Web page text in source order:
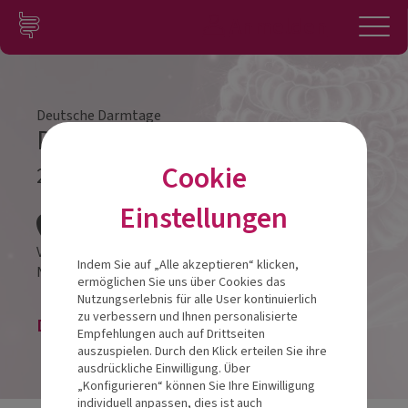
Zum Inhalt springen
Konto
Deutsche Darmtage
Darmtag Osnabrück 2024
21.09.2024
VIENNA HOUSE by WYNDHAM REMARQUE Osnabrück
Natruper-Tor-Wall 149076Osnabrück
Die Veranstaltung ist beendet.
Cookie
Einstellungen
Indem Sie auf „Alle akzeptieren“ klicken,
ermöglichen Sie uns über Cookies das
Nutzungserlebnis für alle User kontinuierlich
zu verbessern und Ihnen personalisierte
Empfehlungen auch auf Drittseiten
auszuspielen. Durch den Klick erteilen Sie ihre
ausdrückliche Einwilligung. Über
„Konfigurieren“ können Sie Ihre Einwilligung
individuell anpassen, dies ist auch